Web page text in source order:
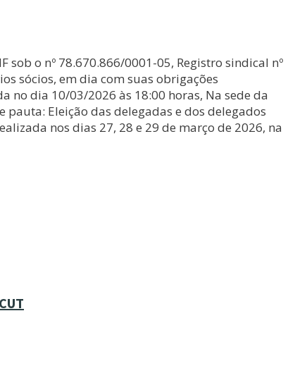
sob o nº 78.670.866/0001-05, Registro sindical nº
sócios, em dia com suas obrigações
dia 10/03/2026 às 18:00 horas, Na sede da
Eleição das delegadas e dos delegados
nos dias 27, 28 e 29 de março de 2026, na